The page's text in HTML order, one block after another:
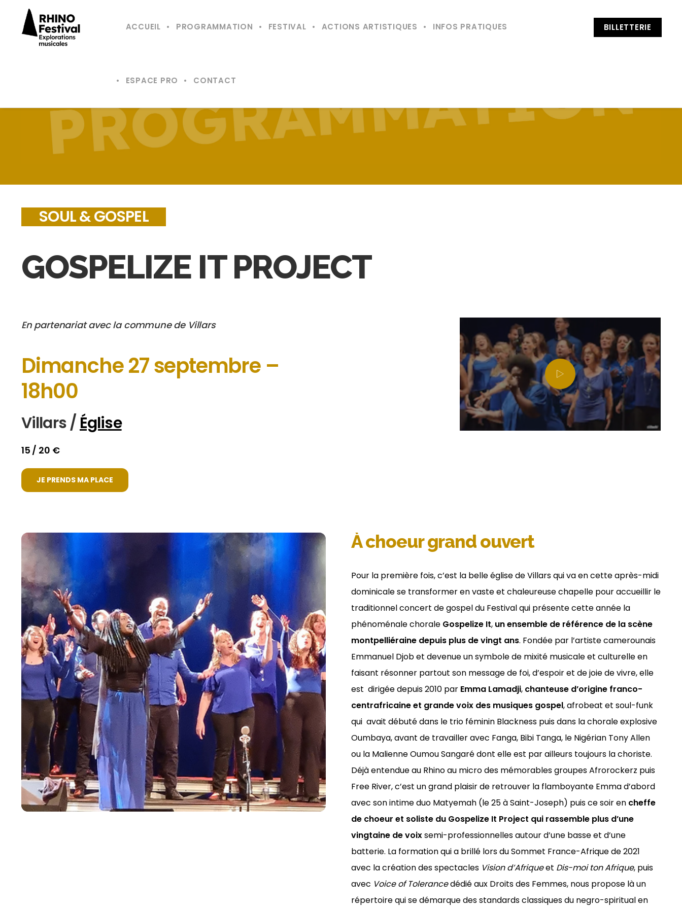
ACCUEIL PROGRAMMATION FESTIVAL ACTIONS ARTISTIQUES INFOS PRATIQUES
ESPACE PRO CONTACT
BILLETTERIE
SOUL & GOSPEL
GOSPELIZE IT PROJECT
En partenariat avecla commune de Villars
Dimanche 27 septembre –
18h00
Villars / Église
15 / 20 €
JE PRENDS MA PLACE
À choeur grand ouvert
Pour la première fois, c’est la belle église de Villars qui va en cette après-midi
dominicale se transformer en vaste et chaleureuse chapelle pour accueillir le
traditionnel concert de gospel du Festival qui présente cette année la
phénoménale chorale Gospelize It, un ensemble de référence de la scène
montpelliéraine depuis plus de vingt ans. Fondée par l’artiste camerounais
Emmanuel Djob et devenue un symbole de mixité musicale et culturelle en
faisant résonner partout son message de foi, d’espoir et de joie de vivre, elle
est dirigée depuis 2010 par Emma Lamadji, chanteuse d’origine franco-
centrafricaine et grande voix des musiques gospel, afrobeat et soul-funk
qui avait débuté dans le trio féminin Blackness puis dans la chorale explosive
Oumbaya, avant de travailler avec Fanga, Bibi Tanga, le Nigérian Tony Allen
ou la Malienne Oumou Sangaré dont elle est par ailleurs toujours la choriste.
Déjà entendue au Rhino au micro des mémorables groupes Afrorockerz puis
Free River, c’est un grand plaisir de retrouver la flamboyante Emma d’abord
avec son intime duo Matyemah (le 25 à Saint-Joseph) puis ce soir en cheffe
de choeur et soliste du Gospelize It Project qui rassemble plus d’une
vingtaine de voixsemi-professionnelles autour d’une basse et d’une
batterie. La formation qui a brillé lors du Sommet France-Afrique de 2021
avec la création des spectacles Vision d’Afriqueet Dis-moi ton Afrique, puis
avec Voice of Tolerancedédié aux Droits des Femmes, nous propose là un
répertoire qui se démarque des standards classiques du negro-spiritual en